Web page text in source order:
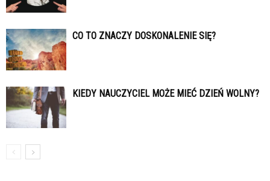
CO TO ZNACZY DOSKONALENIE SIĘ?
KIEDY NAUCZYCIEL MOŻE MIEĆ DZIEŃ WOLNY?